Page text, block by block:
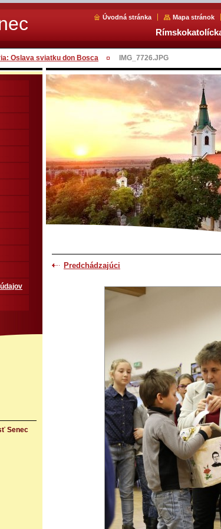
Úvodná stránka Mapa stránok
Oslava sviatku don Bosca IMG_7726.JPG
Predchádzajúci
Senec